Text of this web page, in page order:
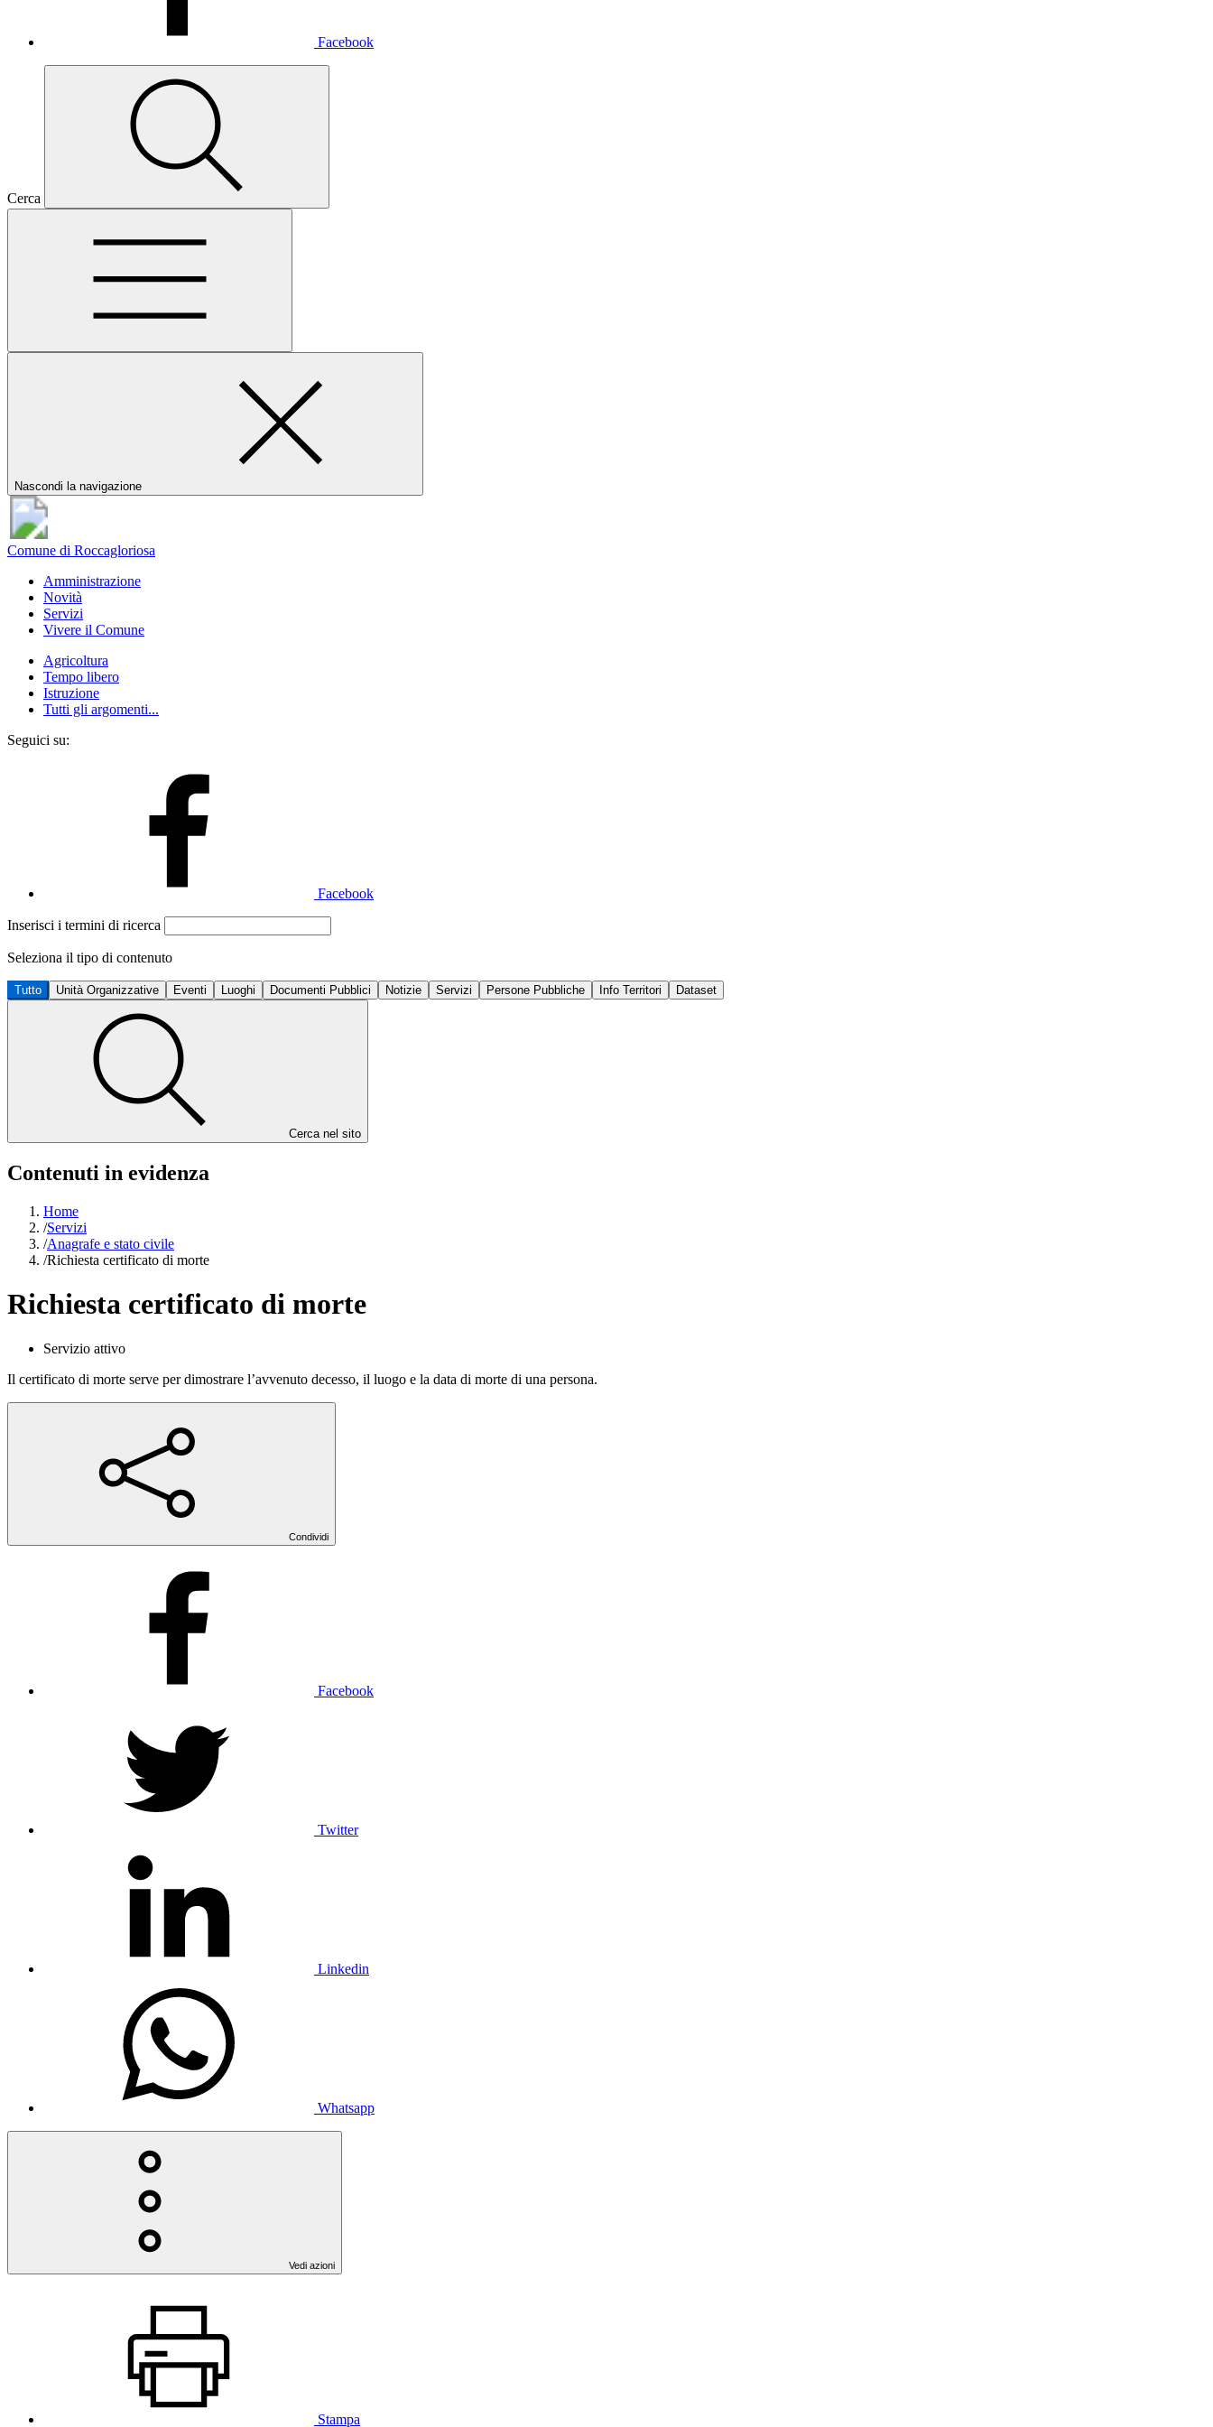
Facebook
Cerca
Nascondi la navigazione
Comune di Roccagloriosa
Amministrazione
Novità
Servizi
Vivere il Comune
Agricoltura
Tempo libero
Istruzione
Tutti gli argomenti...
Seguici su:
Facebook
Inserisci i termini di ricerca
Seleziona il tipo di contenuto
Tutto Unità Organizzative Eventi Luoghi Documenti Pubblici Notizie Servizi Persone Pubbliche Info Territori Dataset
Cerca nel sito
Contenuti in evidenza
Home
/Servizi
/Anagrafe e stato civile
/Richiesta certificato di morte
Richiesta certificato di morte
Servizio attivo
Il certificato di morte serve per dimostrare l’avvenuto decesso, il luogo e la data di morte di una persona.
Condividi
Facebook
Twitter
Linkedin
Whatsapp
Vedi azioni
Stampa